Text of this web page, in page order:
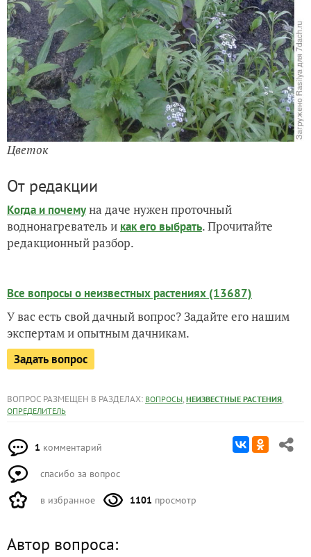
Цветок
От редакции
Когда и почемуна даче нужен проточный
воднонагреватель и как его выбрать. Прочитайте
редакционный разбор.
Все вопросы о неизвестных растениях (13687)
У вас есть свой дачный вопрос? Задайте его нашим
экспертам и опытным дачникам.
Задать вопрос
ВОПРОС РАЗМЕЩЕН В РАЗДЕЛАХ: ВОПРОСЫ, НЕИЗВЕСТНЫЕ РАСТЕНИЯ,
ОПРЕДЕЛИТЕЛЬ
1 комментарий
спасибо за вопрос
в избранное 1101 просмотр
Автор вопроса: